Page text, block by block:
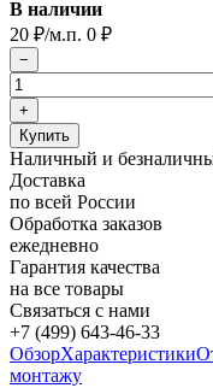
В наличии
20 ₽/м.п. 0 ₽
Наличный и
Доставка
по всей России
Обработка заказов
ежедневно
Гарантия качества
на все товары
Связаться с нами
+7 (499) 643-46-33
ОбзорХарактеристики
монтажу